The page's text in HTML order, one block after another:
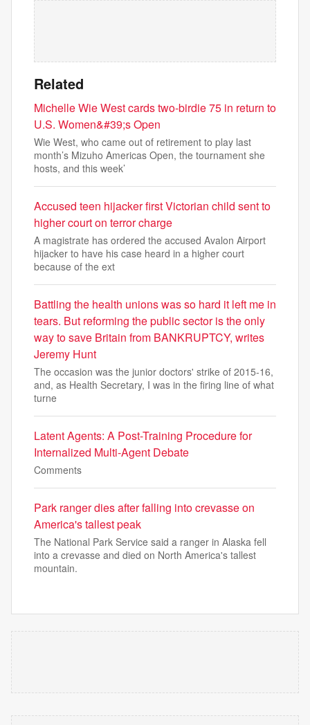
Related
Michelle Wie West cards two-birdie 75 in return to
U.S. Women&#39;s Open
Wie West, who came out of retirement to play last
month’s Mizuho Americas Open, the tournament she
hosts, and this week’
Accused teen hijacker first Victorian child sent to
higher court on terror charge
A magistrate has ordered the accused Avalon Airport
hijacker to have his case heard in a higher court
because of the ext
Battling the health unions was so hard it left me in
tears. But reforming the public sector is the only
way to save Britain from BANKRUPTCY, writes
Jeremy Hunt
The occasion was the junior doctors' strike of 2015-16,
and, as Health Secretary, I was in the firing line of what
turne
Latent Agents: A Post-Training Procedure for
Internalized Multi-Agent Debate
Comments
Park ranger dies after falling into crevasse on
America's tallest peak
The National Park Service said a ranger in Alaska fell
into a crevasse and died on North America's tallest
mountain.